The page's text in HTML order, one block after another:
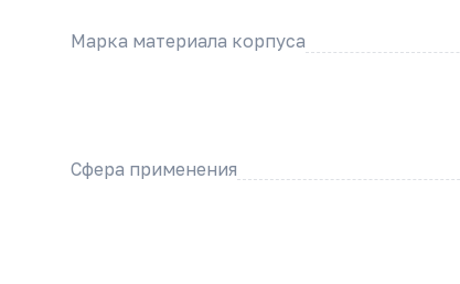
Марка материала корпуса
Сфера применения